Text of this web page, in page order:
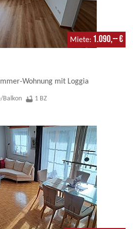
Miete 1.090,-- €
Wohnung mit Loggia
Balkon bathtub 1 BZ